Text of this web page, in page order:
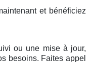
et bénéficiez
ou une mise à jour,
besoins. Faites appel